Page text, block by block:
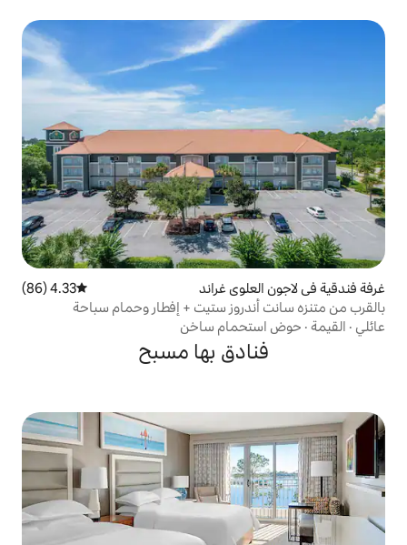
غراند متوسط التقييم 4.33 من 5، 86 مراجعات
4.33 (86)
ستيت + إفطار وحمام سباحة
ساخن